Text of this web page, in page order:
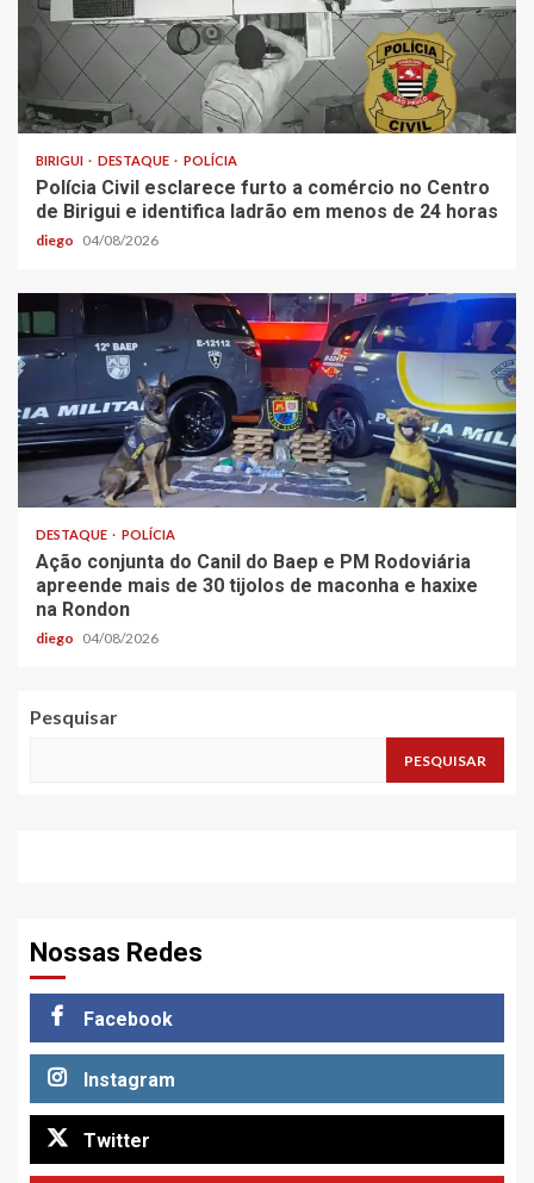
BIRIGUI DESTAQUE POLÍCIA
Polícia Civil esclarece furto a comércio no Centro
de Birigui e identifica ladrão em menos de 24 horas
diego 04/08/2026
DESTAQUE POLÍCIA
Ação conjunta do Canil do Baep e PM Rodoviária
apreende mais de 30 tijolos de maconha e haxixe
na Rondon
diego 04/08/2026
Pesquisar
PESQUISAR
Nossas Redes
Facebook
Instagram
Twitter